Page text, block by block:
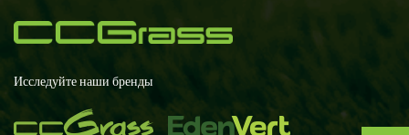
Исследуйте наши бренды